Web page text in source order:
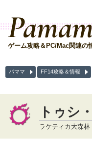
ゲーム攻略＆PC/Mac関連の
パママ FF14攻略＆情報
トゥシ
ラケティカ大森林